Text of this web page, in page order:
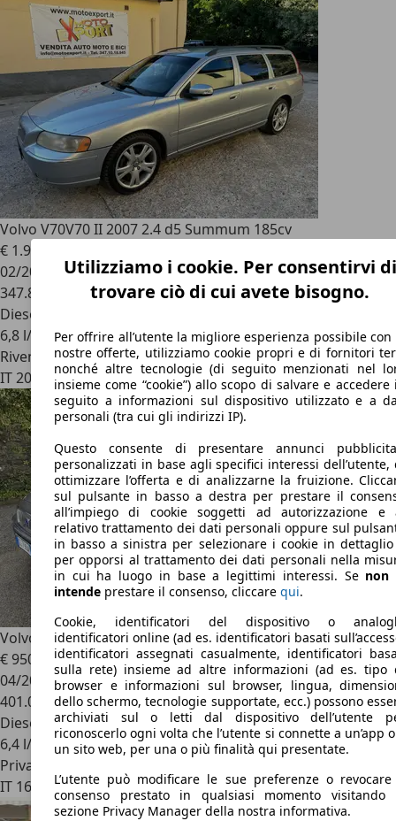
Volvo V70V70 II 2007 2.4 d5 Summum 185cv
€ 1.990
02/2007
347.809 km
Diesel
6,8 l/100 km (comb.)
Rivenditore
IT 20841Carate Brianza - Monza Brianza - Mb
Volvo V702.4 d5 Optima
€ 950
04/2003
401.050 km
Diesel
6,4 l/100 km (comb.)
Privato
IT 16043Chiavari
Utilizziamo i cookie. Per consentirvi di
trovare ciò di cui avete bisogno.
Per offrire all’utente la migliore esperienza possibile con
nostre offerte, utilizziamo cookie propri e di fornitori
nonché altre tecnologie (di seguito menzionati nel
insieme come “cookie”) allo scopo di salvare e accedere
seguito a informazioni sul dispositivo utilizzato e a
personali (tra cui gli indirizzi IP).
Questo consente di presentare annunci
personalizzati in base agli specifici interessi dell’utente,
ottimizzare l’offerta e di analizzarne la fruizione.
sul pulsante in basso a destra per prestare il
all’impiego di cookie soggetti ad autorizzazione e
relativo trattamento dei dati personali oppure sul
in basso a sinistra per selezionare i cookie in
per opporsi al trattamento dei dati personali nella
in cui ha luogo in base a legittimi interessi. Se non
intende prestare il consenso, cliccare qui.
Cookie, identificatori del dispositivo o
identificatori online (ad es. identificatori basati
identificatori assegnati casualmente, identificatori
sulla rete) insieme ad altre informazioni (ad es. tipo
browser e informazioni sul browser, lingua,
dello schermo, tecnologie supportate, ecc.) possono
archiviati sul o letti dal dispositivo dell’utente
riconoscerlo ogni volta che l’utente si connette a un’app
un sito web, per una o più finalità qui presentate.
L’utente può modificare le sue preferenze o
consenso prestato in qualsiasi momento visitando
sezione Privacy Manager della nostra informativa.